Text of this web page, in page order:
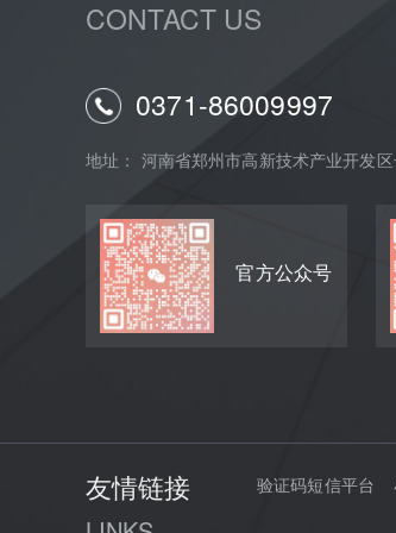
CONTACT US
0371-86009997
地址： 河南省郑州市高新技术产业开发
官方公众号
友情链接 验证码短信平台